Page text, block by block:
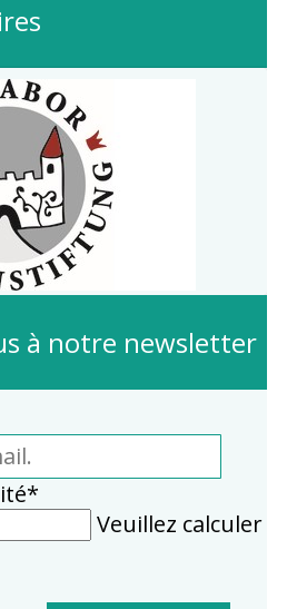
à notre newsletter
*
Veuillez calculer